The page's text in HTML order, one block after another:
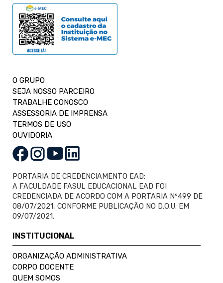
O GRUPO
SEJA NOSSO PARCEIRO
TRABALHE CONOSCO
ASSESSORIA DE IMPRENSA
TERMOS DE USO
OUVIDORIA
PORTARIA DE CREDENCIAMENTO EAD:
A FACULDADE FASUL EDUCACIONAL EAD FOI
CREDENCIADA DE ACORDO COM A PORTARIA Nº499 DE
08/07/2021, CONFORME PUBLICAÇÃO NO D.O.U. EM
09/07/2021.
INSTITUCIONAL
ORGANIZAÇÃO ADMINISTRATIVA
CORPO DOCENTE
QUEM SOMOS